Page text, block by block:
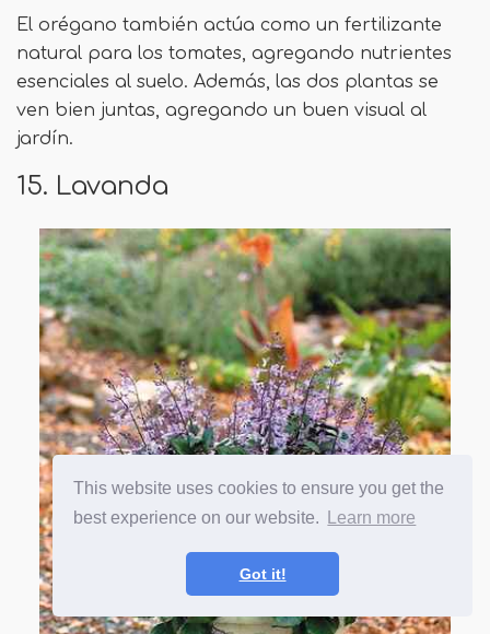
This website uses cookies to ensure you get the
best experience on our website.
Learn more
Got it!
El orégano también actúa como un fertilizante
natural para los tomates, agregando nutrientes
esenciales al suelo. Además, las dos plantas se
ven bien juntas, agregando un buen visual al
jardín.
15. Lavanda